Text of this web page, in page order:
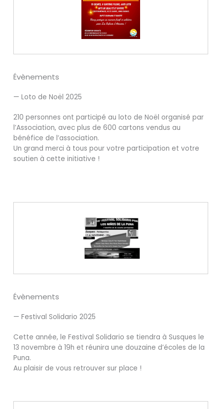
Évènements
— Loto de Noël 2025
210 personnes ont participé au loto de Noël organisé par
l’Association, avec plus de 600 cartons vendus au
bénéfice de l’association.
Un grand merci à tous pour votre participation et votre
soutien à cette initiative !
Évènements
— Festival Solidario 2025
Cette année, le Festival Solidario se tiendra à Susques le
13 novembre à 19h et réunira une douzaine d’écoles de la
Puna.
Au plaisir de vous retrouver sur place !